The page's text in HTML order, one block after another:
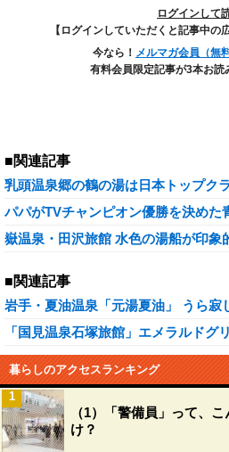
ログインして
【ログインしていただくと記事中の
今なら！ メルマガ会員（無
有料会員限定記事が3本お読
■関連記事
乳頭温泉郷の鶴の湯は日本トップク
パパがTVチャンピオン優勝を決めた
嶽温泉・田沢旅館 水色の湯船が印象
■関連記事
岩手・夏油温泉「元湯夏油」 うら寂
「国見温泉石塚旅館」エメラルド
暮らしのアクセスランキング
（1）「警備員」って、
け？
1